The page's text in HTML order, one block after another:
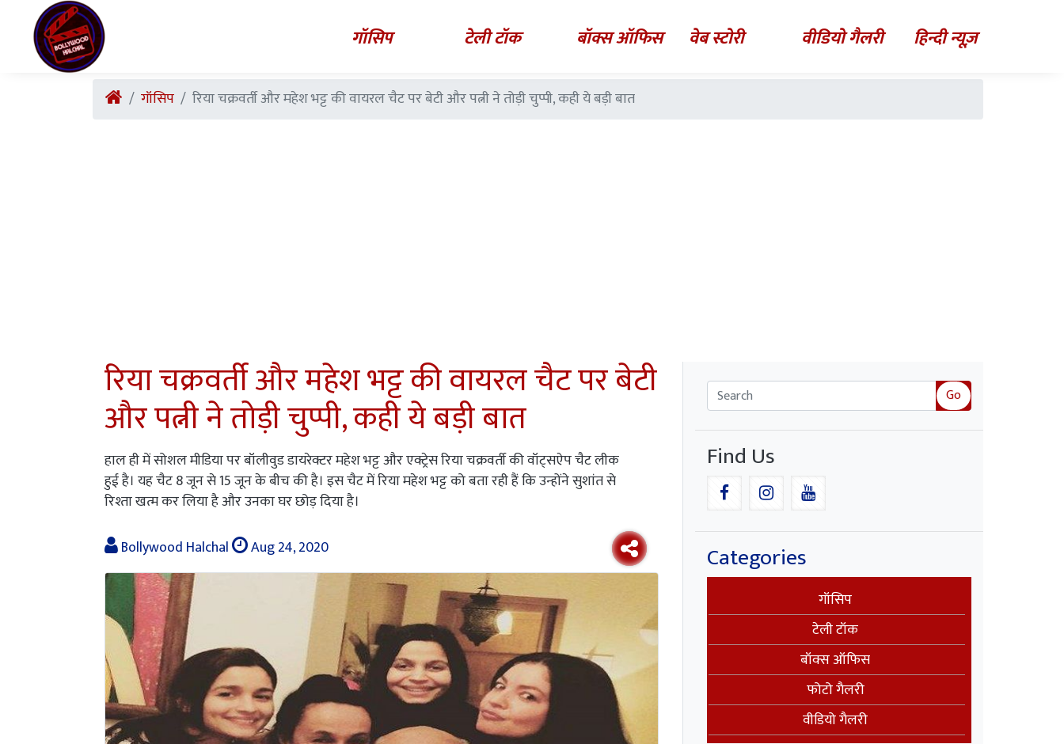
गॉसिप टेली टॉक बॉक्स ऑफिस वेब स्टोरी वीडियो गैलरी हिन्दी न्यूज़
गॉसिप रिया चक्रवर्ती और महेश भट्ट की वायरल चैट पर बेटी और पत्नी ने तोड़ी चुप्पी, कही ये बड़ी बात
रिया चक्रवर्ती और महेश भट्ट की वायरल चैट पर बेटी
और पत्नी ने तोड़ी चुप्पी, कही ये बड़ी बात
हाल ही में सोशल मीडिया पर बॉलीवुड डायरेक्टर महेश भट्ट और एक्ट्रेस रिया चक्रवर्ती की वॉट्सऐप चैट लीक
हुई है। यह चैट 8 जून से 15 जून के बीच की है। इस चैट में रिया महेश भट्ट को बता रही हैं कि उन्होंने सुशांत से
रिश्ता खत्म कर लिया है और उनका घर छोड़ दिया है।
Bollywood Halchal
Aug 24, 2020
Go
Find Us
Categories
गॉसिप
टेली टॉक
बॉक्स ऑफिस
फोटो गैलरी
वीडियो गैलरी